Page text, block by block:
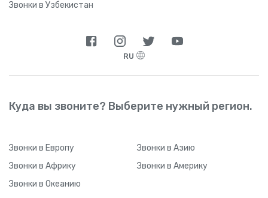
Звонки в Узбекистан
RU
Куда вы звоните? Выберите нужный регион.
Звонки в Европу Звонки в Азию
Звонки в Африку Звонки в Америку
Звонки в Океанию